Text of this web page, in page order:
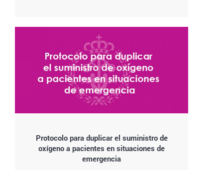
Protocolo para duplicar el suministro de
oxígeno a pacientes en situaciones de
emergencia